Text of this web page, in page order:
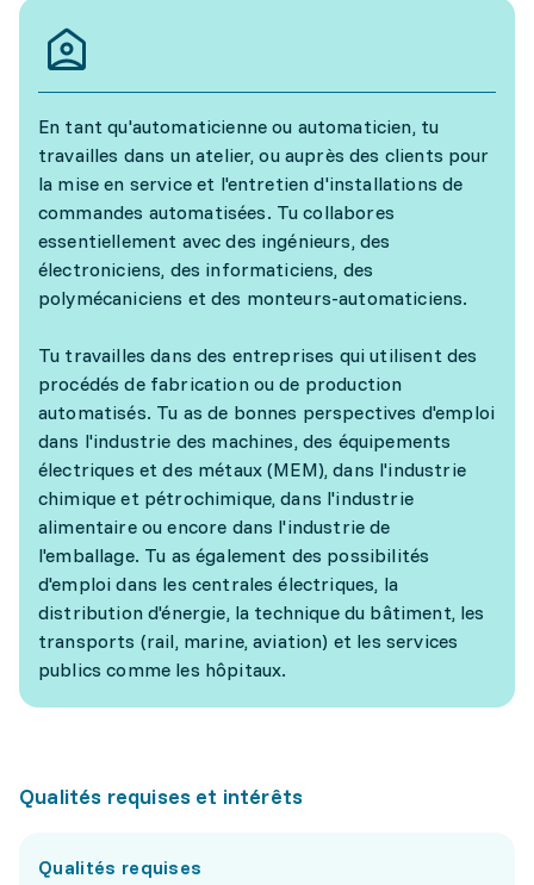
En tant qu'automaticienne ou automaticien, tu
travailles dans un atelier, ou auprès des clients pour
la mise en service et l'entretien d'installations de
commandes automatisées. Tu collabores
essentiellement avec des ingénieurs, des
électroniciens, des informaticiens, des
polymécaniciens et des monteurs-automaticiens.
Tu travailles dans des entreprises qui utilisent des
procédés de fabrication ou de production
automatisés. Tu as de bonnes perspectives d'emploi
dans l'industrie des machines, des équipements
électriques et des métaux (MEM), dans l'industrie
chimique et pétrochimique, dans l'industrie
alimentaire ou encore dans l'industrie de
l'emballage. Tu as également des possibilités
d'emploi dans les centrales électriques, la
distribution d'énergie, la technique du bâtiment, les
transports (rail, marine, aviation) et les services
publics comme les hôpitaux.
Qualités requises et intérêts
Qualités requises